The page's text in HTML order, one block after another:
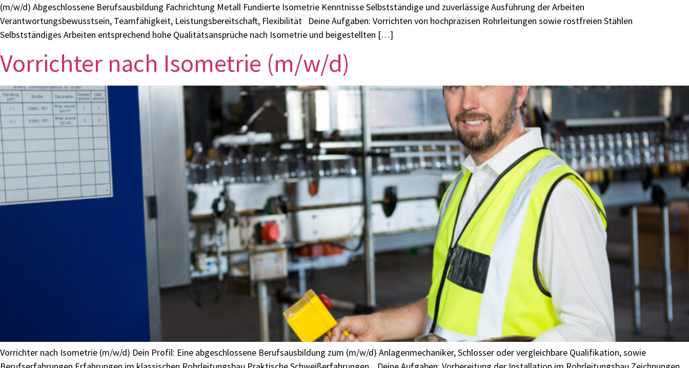
(m/w/d) Abgeschlossene Berufsausbildung Fachrichtung Metall Fundierte Isometrie Kenntnisse Selbstständige und zuverlässige Ausführung der Arbeiten
Verantwortungsbewusstsein, Teamfähigkeit, Leistungsbereitschaft, Flexibilität Deine Aufgaben: Vorrichten von hochpräzisen Rohrleitungen sowie rostfreien Stählen
Selbstständiges Arbeiten entsprechend hohe Qualitätsansprüche nach Isometrie und beigestellten […]
Vorrichter nach Isometrie (m/w/d)
Vorrichter nach Isometrie (m/w/d) Dein Profil: Eine abgeschlossene Berufsausbildung zum (m/w/d) Anlagenmechaniker, Schlosser oder vergleichbare Qualifikation, sowie